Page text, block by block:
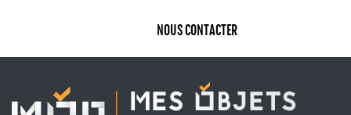
peut ainsi se faire à volonté toute la
mais aussi entre eux pourront ainsi effectuer
geste barrière de se laver les
mainsrégulièrement afin de ne pas propager les
NOUS CONTACTER